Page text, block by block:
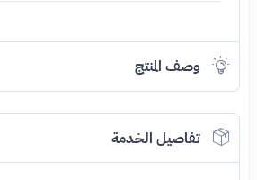
وصف المنتج
تفاصيل الخدمة